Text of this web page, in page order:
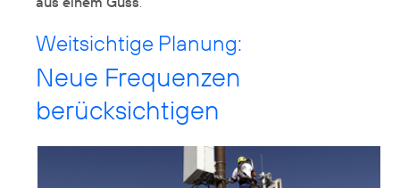
Weitsichtige Planung:
Neue Frequenzen
berücksichtigen